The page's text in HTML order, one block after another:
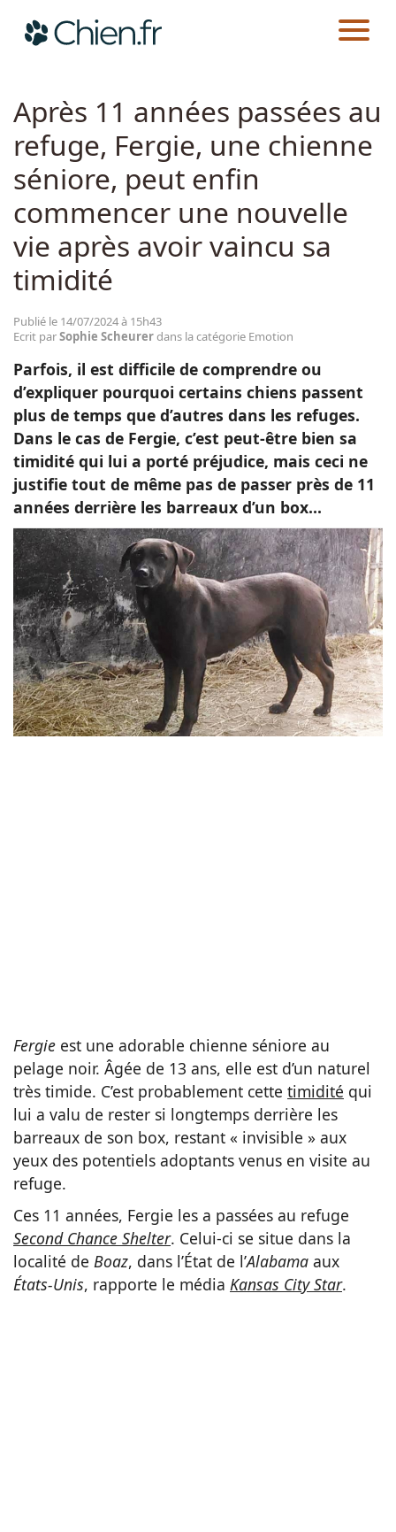
Races
CHIEN.FR ACTUALITÉS
Après 11 années passées au
refuge, Fergie, une chienne
séniore, peut enfin
commencer une nouvelle
vie après avoir vaincu sa
timidité
Publié le 14/07/2024 à 15h43
Ecrit parSophie Scheurerdans la catégorie Emotion
Parfois, il est difficile de comprendre ou
d’expliquer pourquoi certains chiens passent
plus de temps que d’autres dans les refuges.
Dans le cas de Fergie, c’est peut-être bien sa
timidité qui lui a porté préjudice, mais ceci ne
justifie tout de même pas de passer près de 11
années derrière les barreaux d’un box...
Fergie est une adorable chienne séniore au
pelage noir. Âgée de 13 ans, elle est d’un naturel
très timide. C’est probablement cette timidité qui
lui a valu de rester si longtemps derrière les
barreaux de son box, restant « invisible » aux
yeux des potentiels adoptants venus en visite au
refuge.
Ces 11 années, Fergie les a passées au refuge
Second Chance Shelter. Celui-ci se situe dans la
localité de Boaz, dans l’État de l’Alabama aux
États-Unis, rapporte le média Kansas City Star.